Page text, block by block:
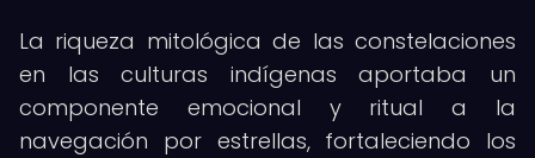
La riqueza mitológica de las constelaciones
en las culturas indígenas aportaba un
componente emocional y ritual a la
navegación por estrellas, fortaleciendo los